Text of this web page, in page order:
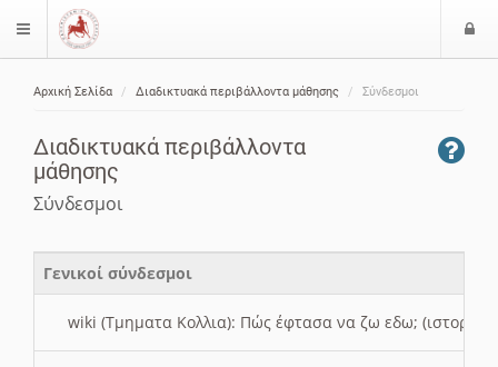
$langMenu
Αρχική Σελίδα Διαδικτυακά περιβάλλοντα μάθησης Σύνδεσμοι
Διαδικτυακά περιβάλλοντα
μάθησης
Σύνδεσμοι
Γενικοί σύνδεσμοι
wiki (Τμηματα Κολλια): Πώς έφτασα να ζω εδω; (ιστορια)